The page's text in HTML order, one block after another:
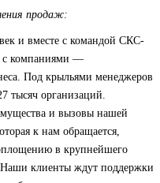
продаж:
и вместе с командой СКС-
с компаниями —
Под крыльями менеджеров
тысяч организаций.
и вызовы нашей
к нам обращается,
в крупнейшего
Наши клиенты ждут поддержки